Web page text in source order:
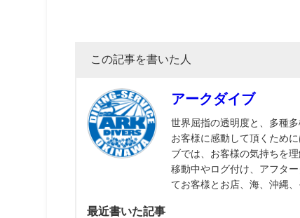
この記事を書いた人
アークダイブ
世界屈指の透明度と、多種
お客様に感動して頂くため
ブでは、お客様の気持ちを
移動中やログ付け、アフタ
てお客様とお店、海、沖縄
最近書いた記事